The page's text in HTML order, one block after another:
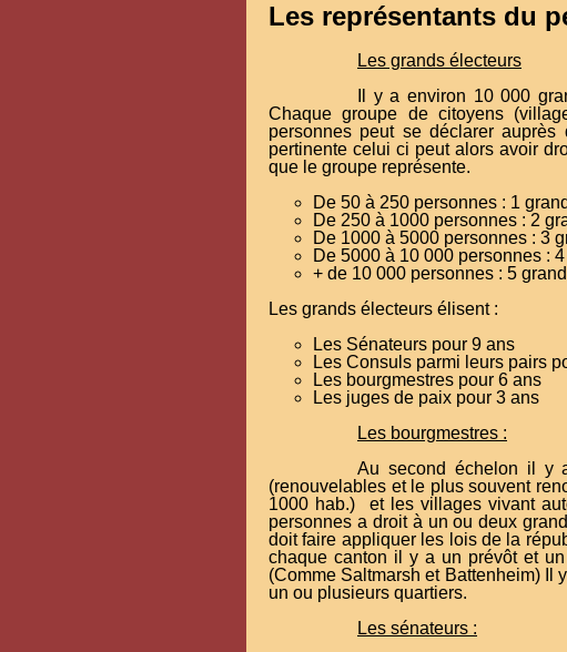
Les représentants du
Les grands électeurs
Il y a environ 10 000
Chaque groupe de citoyens
personnes peut se déclarer
pertinente celui ci peut alors avoir
que le groupe représente.
De 50 à 250 personnes : 1
De 250 à 1000 personnes : 2
De 1000 à 5000 personnes : 3
De 5000 à 10 000 personnes :
+ de 10 000 personnes : 5
Les grands électeurs élisent :
Les Sénateurs pour 9 ans
Les Consuls parmi leurs pairs
Les bourgmestres pour 6 ans
Les juges de paix pour 3 ans
Les bourgmestres :
Au second échelon il y
(renouvelables et le plus souvent
1000 hab.) et les villages vivant
personnes a droit à un ou deux
doit faire appliquer les lois de la
chaque canton il y a un prévôt et
(Comme Saltmarsh et Battenheim) Il
un ou plusieurs quartiers.
Les sénateurs :